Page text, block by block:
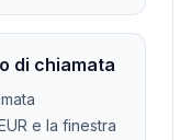
di chiamata
e la finestra